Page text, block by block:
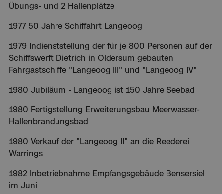
Übungs- und 2 Hallenplätze
1977 50 Jahre Schiffahrt Langeoog
1979 Indienststellung der für je 800 Personen auf der
Schiffswerft Dietrich in Oldersum gebauten
Fahrgastschiffe "Langeoog III" und "Langeoog IV"
1980 Jubiläum - Langeoog ist 150 Jahre Seebad
1980 Fertigstellung Erweiterungsbau Meerwasser-
Hallenbrandungsbad
1980 Verkauf der "Langeoog II" an die Reederei
Warrings
1982 Inbetriebnahme Empfangsgebäude Bensersiel
im Juni